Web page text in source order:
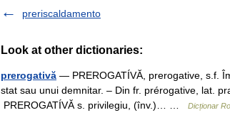
preriscaldamento
Look at other dictionaries:
prerogativă — PREROGATÍVĂ, prerogative, s.f.
stat sau unui demnitar. – Din fr. prérogative, lat.
PREROGATÍVĂ s. privilegiu, (înv.)… …
Dicționar